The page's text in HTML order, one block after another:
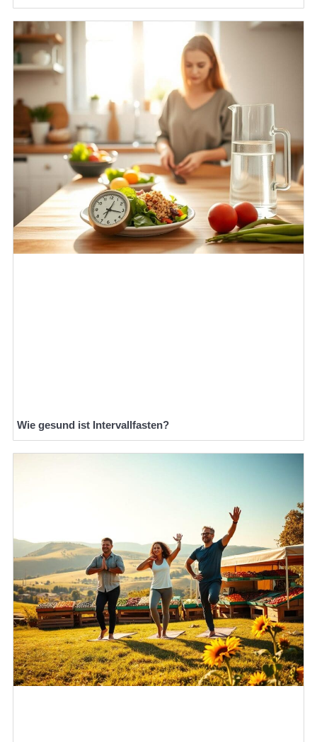
Wie gesund ist Intervallfasten?